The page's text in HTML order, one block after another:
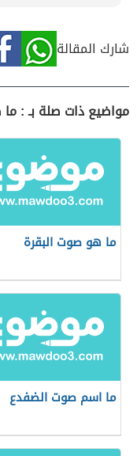
شارك المقالة
مواضيع ذات صلة بـ :
ما هو صوت البقرة
ما اسم صوت الضفدع